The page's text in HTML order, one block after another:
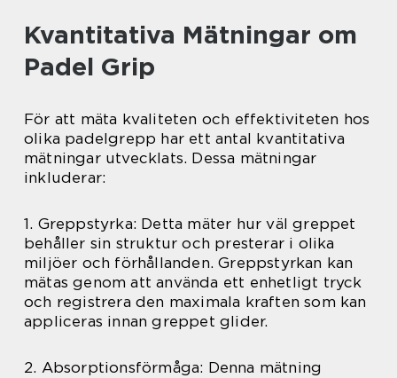
Kvantitativa Mätningar om
Padel Grip
För att mäta kvaliteten och effektiviteten hos
olika padelgrepp har ett antal kvantitativa
mätningar utvecklats. Dessa mätningar
inkluderar:
1. Greppstyrka: Detta mäter hur väl greppet
behåller sin struktur och presterar i olika
miljöer och förhållanden. Greppstyrkan kan
mätas genom att använda ett enhetligt tryck
och registrera den maximala kraften som kan
appliceras innan greppet glider.
2. Absorptionsförmåga: Denna mätning